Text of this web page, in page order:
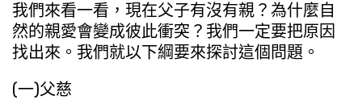
我們來看一看，現在父子有沒有親？為什麼自
然的親愛會變成彼此衝突？我們一定要把原因
找出來。我們就以下綱要來探討這個問題。
(一)父慈